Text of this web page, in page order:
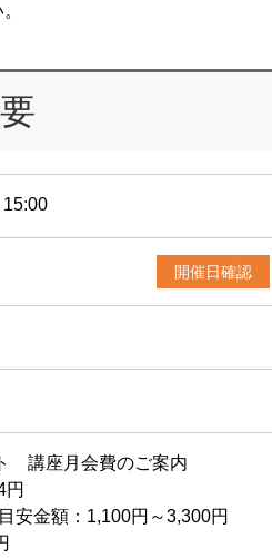
開催日確認
講座月会費のご案内
円
安金額：1,100円～3,300円